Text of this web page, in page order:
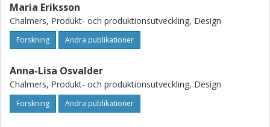
Maria Eriksson
Chalmers, Produkt- och produktionsutveckling, Design
Forskning Andra publikationer
Anna-Lisa Osvalder
Chalmers, Produkt- och produktionsutveckling, Design
Forskning Andra publikationer